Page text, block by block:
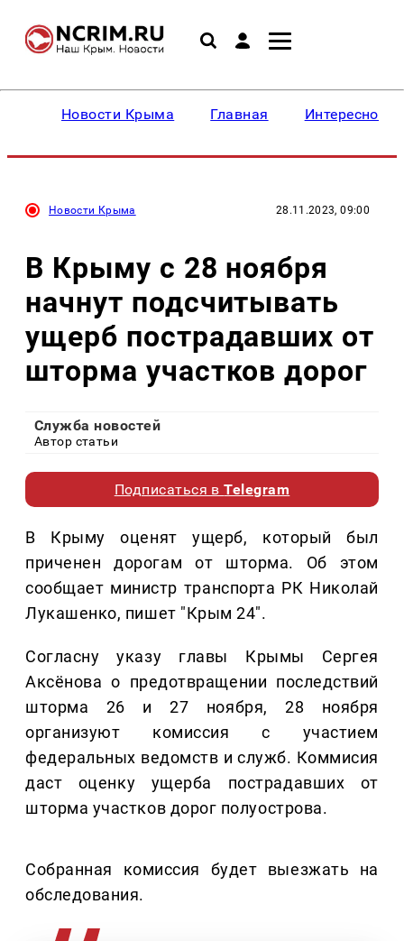
Новости Крыма Главная Интересное
Новости Крыма 28.11.2023, 09:00
В Крыму с 28 ноября
начнут подсчитывать
ущерб пострадавших от
шторма участков дорог
Служба новостей
Автор статьи
Подписаться вTelegram
В Крыму оценят ущерб, который был
приченен дорогам от шторма. Об этом
сообщает министр транспорта РК Николай
Лукашенко, пишет "Крым 24".
Согласну указу главы Крымы Сергея
Аксёнова о предотвращении последствий
шторма 26 и 27 ноября, 28 ноября
организуют комиссия с участием
федеральных ведомств и служб. Коммисия
даст оценку ущерба пострадавших от
шторма участков дорог полуострова.
Собранная комиссия будет выезжать на
обследования.